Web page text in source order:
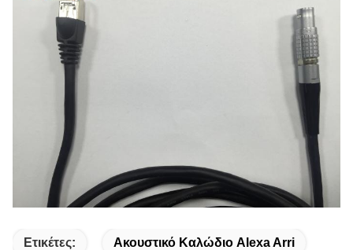
Ετικέτες: Ακουστικό Καλώδιο Alexa Arri